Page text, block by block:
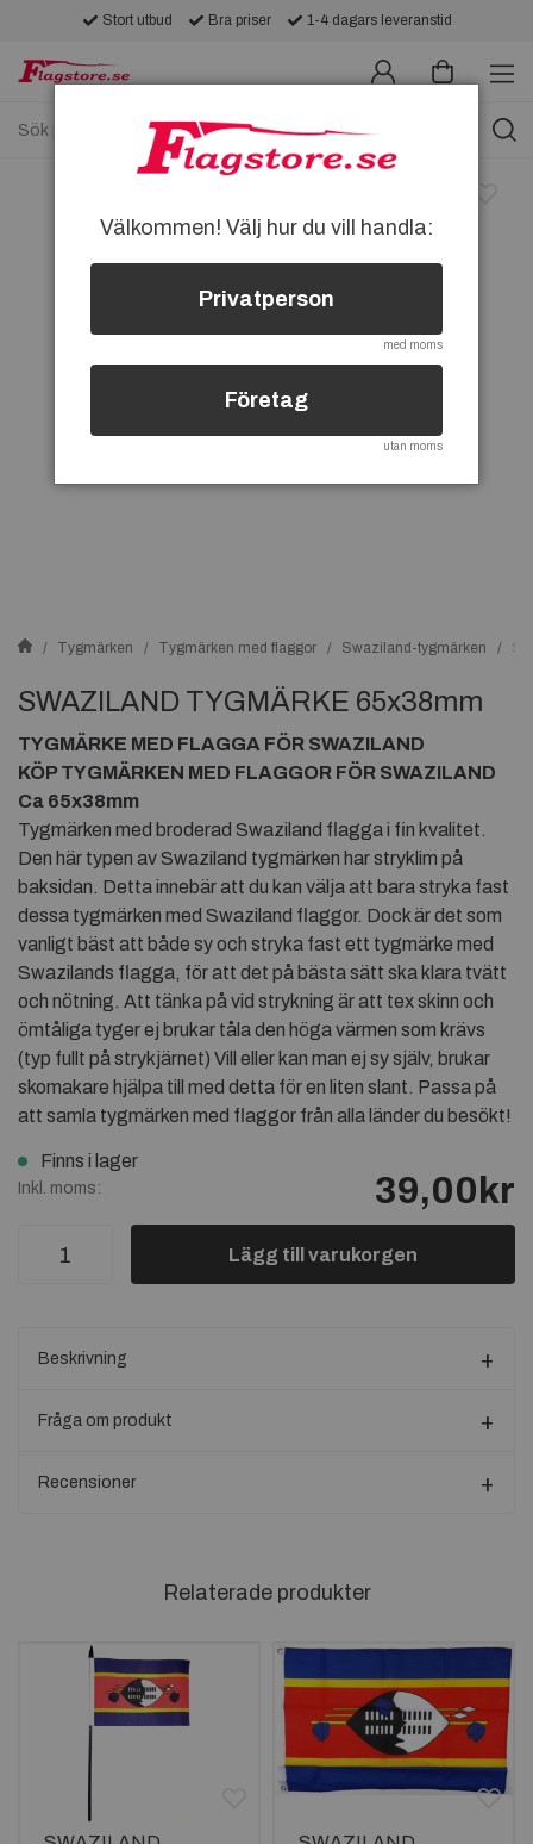
Stort utbud Bra priser 1-4 dagars leveranstid
Tygmärken Tygmärken med flaggor Swaziland-tygmärken
SWAZILAND TYGMÄRKE 65x38mm
TYGMÄRKE MED FLAGGA FÖR SWAZILAND
KÖP TYGMÄRKEN MED FLAGGOR FÖR SWAZILAND
Ca 65x38mm
Tygmärken med broderad Swaziland flagga i fin kvalitet.
Den här typen av Swaziland tygmärken har stryklim på
baksidan. Detta innebär att du kan välja att bara stryka fast
dessa tygmärken med Swaziland flaggor. Dock är det som
vanligt bäst att både sy och stryka fast ett tygmärke med
Swazilands flagga, för att det på bästa sätt ska klara tvätt
och nötning. Att tänka på vid strykning är att tex skinn och
ömtåliga tyger ej brukar tåla den höga värmen som krävs
(typ fullt på strykjärnet) Vill eller kan man ej sy själv, brukar
skomakare hjälpa till med detta för en liten slant. Passa på
att samla tygmärken med flaggor från alla länder du besökt!
Finns i lager
Inkl. moms: 39,00kr
Lägg till varukorgen
Beskrivning
Fråga om produkt
Recensioner
Relaterade produkter
Välkommen! Välj hur du vill handla:
Privatperson
med moms
Företag
utan moms